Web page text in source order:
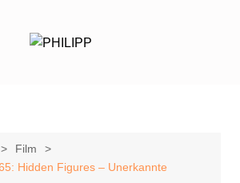
Film
Hidden Figures – Unerkannte